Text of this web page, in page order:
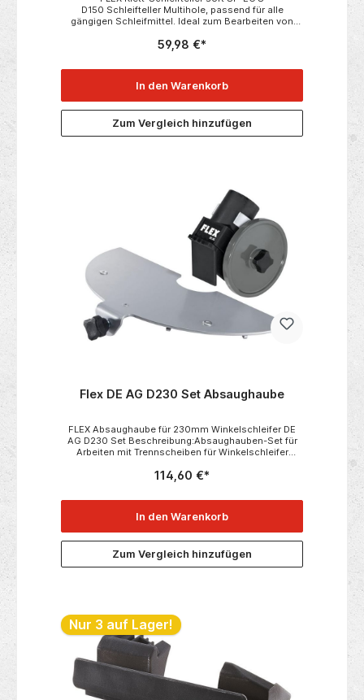
D150 Schleifteller Multihole, passend für alle
gängigen Schleifmittel. Ideal zum Bearbeiten von
EC• ORE 3-150 EC Set• ORE 5-150 EC• ORE 5-
150 Ø• Verpackungseinheit 1
59,98 €*
In den Warenkorb
Zum Vergleich hinzufügen
Flex DE AG D230 Set Absaughaube
FLEX Absaughaube für 230mm Winkelschleifer DE
AG D230 Set Beschreibung:Absaughauben-Set für
Arbeiten mit Trennscheiben für Winkelschleifer
Aluminiumdeckel.Werkzeuglos auf bestehende
24-6 230L 26-6 230
114,60 €*
In den Warenkorb
Zum Vergleich hinzufügen
Nur 3 auf Lager!